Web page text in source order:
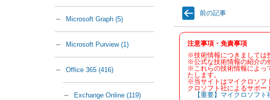
前の記事
注意事項・免責事項
※技術情報につきましては
※公式な技術情報の紹介の
※これらの技術情報によっ
たします。
※当サイトはマイクロソフ
クロソフト社によるサポー
【重要】マイクロソフ
Microsoft Graph (5)
Microsoft Purview (1)
Office 365 (416)
Exchange Online (119)